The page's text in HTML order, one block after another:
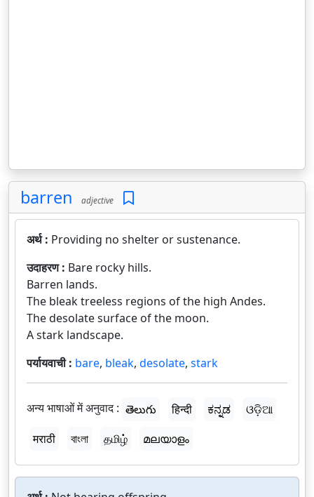
barren adjective
अर्थ : Providing no shelter or sustenance.
उदाहरण : Bare rocky hills.
Barren lands.
The bleak treeless regions of the high Andes.
The desolate surface of the moon.
A stark landscape.
पर्यायवाची : bare, bleak, desolate, stark
अन्य भाषाओं में अनुवाद : తెలుగు हिन्दी ಕನ್ನಡ
ଓଡ଼ିଆ
मराठी
বাংলা தமிழ் മലയാളം